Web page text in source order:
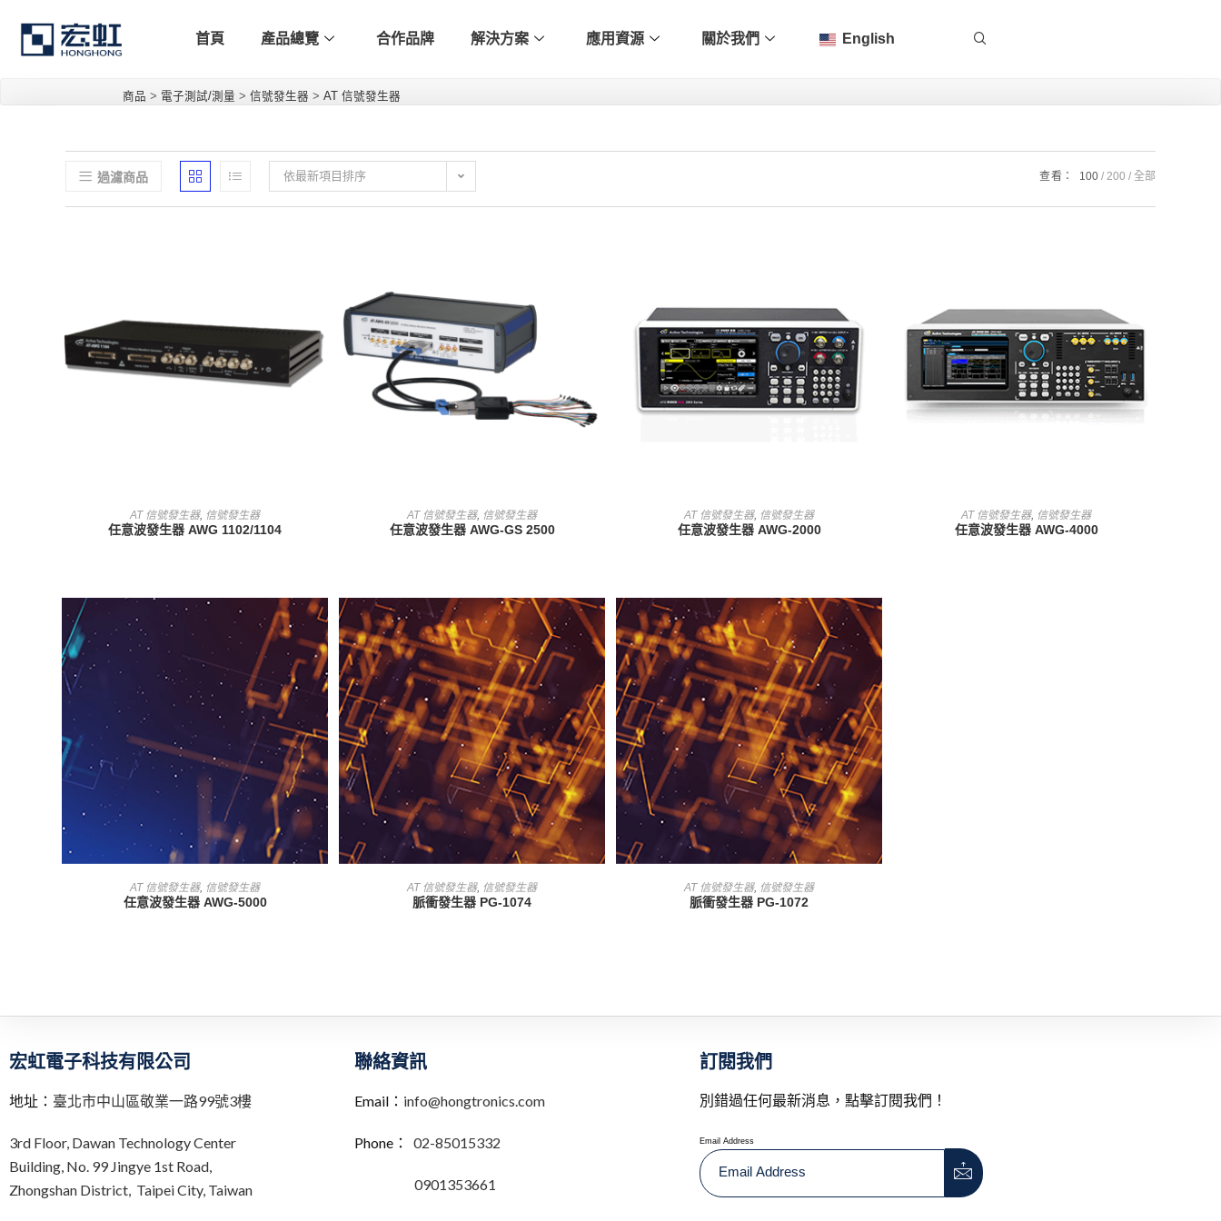
首頁 產品總覽 合作品牌 解決方案 應用資源 關於我們 English
商品 > 電子測試/測量 >信號發生器 >AT 信號發生器
過濾商品 依最新項目排序 查看： 100 200 全部
查看內容
AT 信號發生器, 信號發生器
任意波發生器 AWG 1102/1104
查看內容
AT 信號發生器, 信號發生器
任意波發生器 AWG-GS 2500
查看內容
AT 信號發生器, 信號發生器
任意波發生器 AWG-2000
查看內容
AT 信號發生器, 信號發生器
任意波發生器 AWG-4000
查看內容
AT 信號發生器, 信號發生器
任意波發生器 AWG-5000
查看內容
AT 信號發生器, 信號發生器
脈衝發生器 PG-1074
查看內容
AT 信號發生器, 信號發生器
脈衝發生器 PG-1072
宏虹電子科技有限公司
地址： 臺北市中山區敬業一路99號3樓
3rd Floor, Dawan Technology Center
Building, No. 99 Jingye 1st Road,
Zhongshan District, Taipei City, Taiwan
聯絡資訊
Email： info@hongtronics.com
Phone： 02-85015332
0901353661
訂閱我們
別錯過任何最新消息，點擊訂閱我們！
Email Address